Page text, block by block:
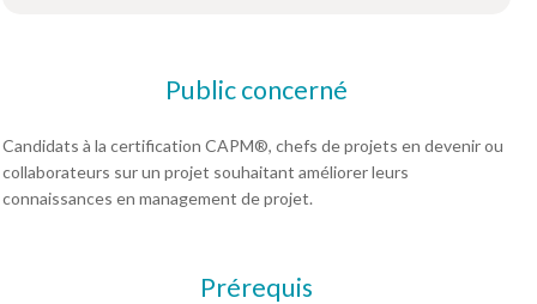
Public concerné
Candidats à la certification CAPM®, chefs de projets en devenir ou
collaborateurs sur un projet souhaitant améliorer leurs
connaissances en management de projet.
Prérequis